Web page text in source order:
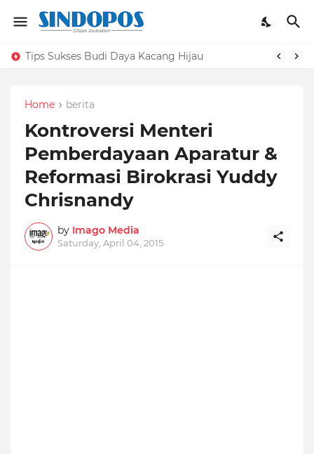
Tips Sukses Budi Daya Kacang Hijau
Home berita
Kontroversi Menteri
Pemberdayaan Aparatur &
Reformasi Birokrasi Yuddy
Chrisnandy
by Imago Media
Saturday, April 04, 2015